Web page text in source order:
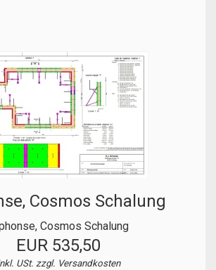
Cosmos Schalung
Cosmos Schalung
EUR 535,50
USt. zzgl. Versandkosten